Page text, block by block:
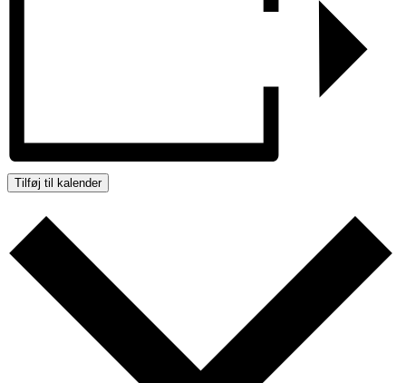
Tilføj til kalender